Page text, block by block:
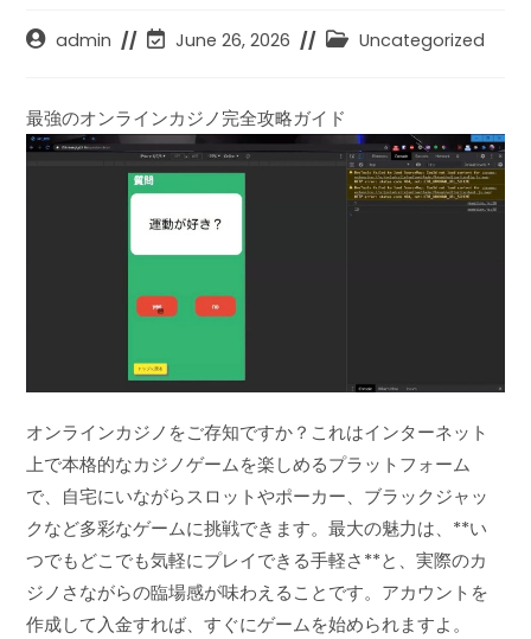
admin June 26, 2026 Uncategorized
最強のオンラインカジノ完全攻略ガイド
オンラインカジノをご存知ですか？これはインターネット
上で本格的なカジノゲームを楽しめるプラットフォーム
で、自宅にいながらスロットやポーカー、ブラックジャッ
クなど多彩なゲームに挑戦できます。最大の魅力は、**い
つでもどこでも気軽にプレイできる手軽さ**と、実際のカ
ジノさながらの臨場感が味わえることです。アカウントを
作成して入金すれば、すぐにゲームを始められますよ。